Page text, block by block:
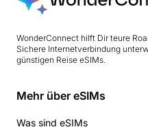
WonderConnect hilft Dir teure
Sichere Internetverbindung
günstigen Reise eSIMs.
Mehr über eSIMs
Was sind eSIMs